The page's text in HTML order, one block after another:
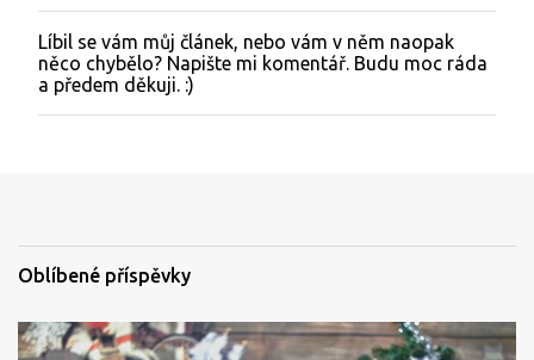
O
k
o
m
a
Líbil se vám můj článek, nebo vám v něm naopak
něco chybělo? Napište mi komentář. Budu moc ráda
a předem děkuji. :)
Oblíbené příspěvky